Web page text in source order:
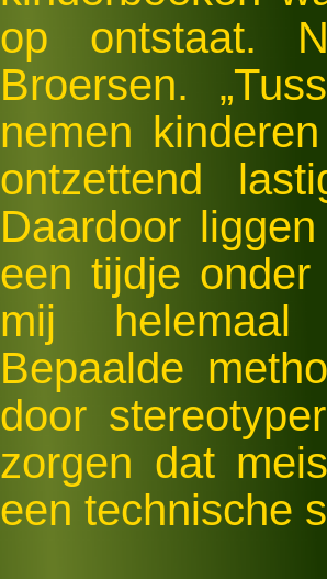
op ontstaat.
Broersen.
nemen
ontzettend
Daardoor
een tijdje
mij
Bepaalde
door
zorgen dat
een technische